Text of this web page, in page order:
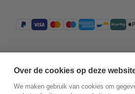
Over de cookies op deze
We maken gebruik van cookies om